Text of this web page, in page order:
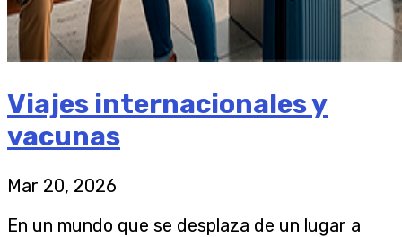
Viajes internacionales y
vacunas
Mar 20, 2026
En un mundo que se desplaza de un lugar a